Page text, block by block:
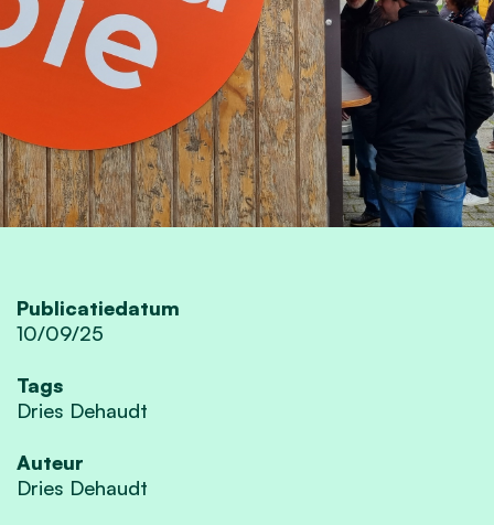
Publicatiedatum
10/09/25
Tags
Dries Dehaudt
Auteur
Dries Dehaudt